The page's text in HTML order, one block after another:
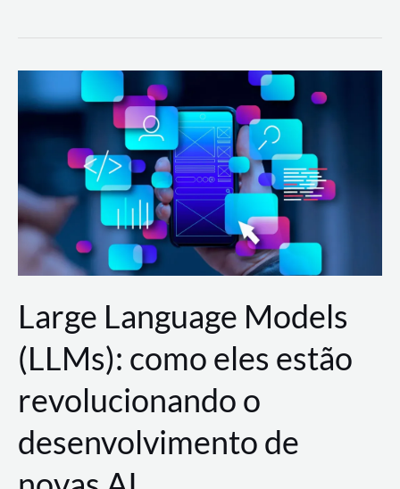
migrar
de
a
AWS?
Large Language Models
(LLMs): como eles estão
revolucionando o
desenvolvimento de